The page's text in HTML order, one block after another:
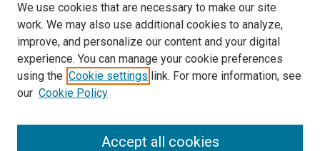
We use cookies that are necessary to make our site
work. We may also use additional cookies to analyze,
improve, and personalize our content and your digital
experience. You can manage your cookie preferences
using the Cookie settings link. For more information, see
our Cookie Policy
Accept all cookies